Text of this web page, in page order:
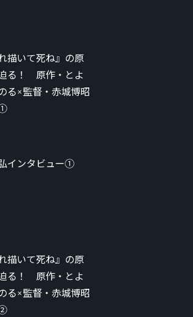
描いて死ね』の原
る！ 原作・とよ
る×監督・赤城博昭
インタビュー①
描いて死ね』の原
る！ 原作・とよ
る×監督・赤城博昭